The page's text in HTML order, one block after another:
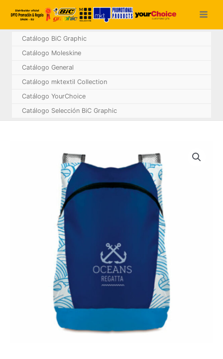
Catálogo BiC Graphic
Catálogo Moleskine
Catálogo General
Catálogo mktextil Collection
Catálogo YourChoice
Catálogo Selección BiC Graphic